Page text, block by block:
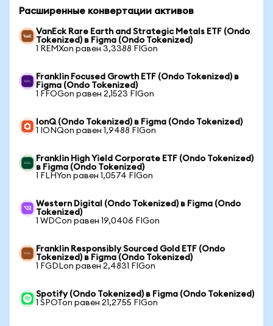
Расширенные конвертации активов
VanEck Rare Earth and Strategic Metals ETF (Ondo
Tokenized) в Figma (Ondo Tokenized)
1 REMXon равен 3,3388 FIGon
Franklin Focused Growth ETF (Ondo Tokenized) в
Figma (Ondo Tokenized)
1 FFOGon равен 2,1523 FIGon
IonQ (Ondo Tokenized) в Figma (Ondo Tokenized)
1 IONQon равен 1,9488 FIGon
Franklin High Yield Corporate ETF (Ondo Tokenized)
в Figma (Ondo Tokenized)
1 FLHYon равен 1,0574 FIGon
Western Digital (Ondo Tokenized) в Figma (Ondo
Tokenized)
1 WDCon равен 19,0406 FIGon
Franklin Responsibly Sourced Gold ETF (Ondo
Tokenized) в Figma (Ondo Tokenized)
1 FGDLon равен 2,4831 FIGon
Spotify (Ondo Tokenized) в Figma (Ondo Tokenized)
1 SPOTon равен 21,2755 FIGon